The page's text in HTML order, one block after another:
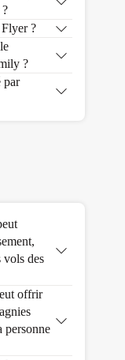
Flyer ?
?
par
vols des
offrir
personne